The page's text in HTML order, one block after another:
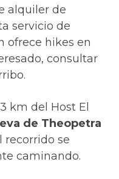
alquiler de
servicio de
ofrece hikes en
consultar
km del Host El
de Theopetra
recorrido se
caminando.